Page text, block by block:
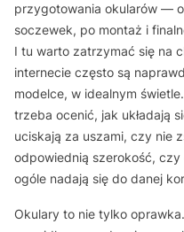
przygotowania okularów —
soczewek, po montaż i
I tu warto zatrzymać się na
internecie często są
modelce, w idealnym
trzeba ocenić, jak układają
uciskają za uszami, czy nie
odpowiednią szerokość,
ogóle nadają się do danej
Okulary to nie tylko